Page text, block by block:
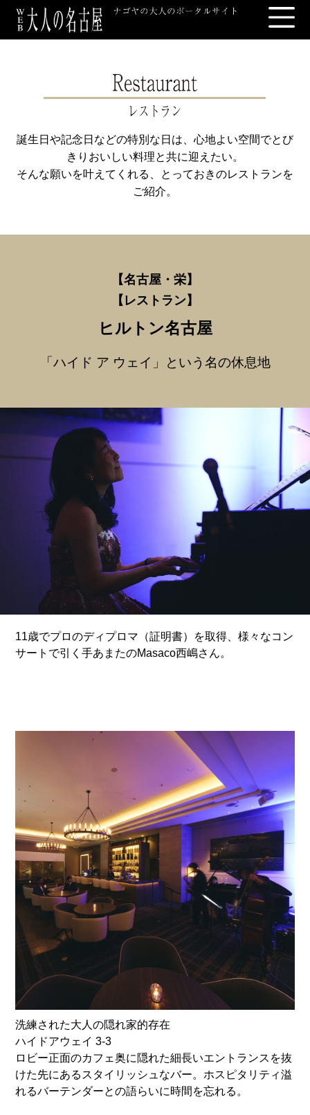
誕生日や記念日などの特別な日は、心地よい空間でとび
きりおいしい料理と共に迎えたい。
そんな願いを叶えてくれる、とっておきのレストランを
ご紹介。
【名古屋・栄】
【レストラン】
ヒルトン名古屋
「ハイド ア ウェイ」という名の休息地
11歳でプロのディプロマ（証明書）を取得、様々なコン
サートで引く手あまたのMasaco西嶋さん。
洗練された大人の隠れ家的存在
ハイドアウェイ 3-3
ロビー正面のカフェ奥に隠れた細長いエントランスを抜
けた先にあるスタイリッシュなバー。ホスピタリティ溢
れるバーテンダーとの語らいに時間を忘れる。